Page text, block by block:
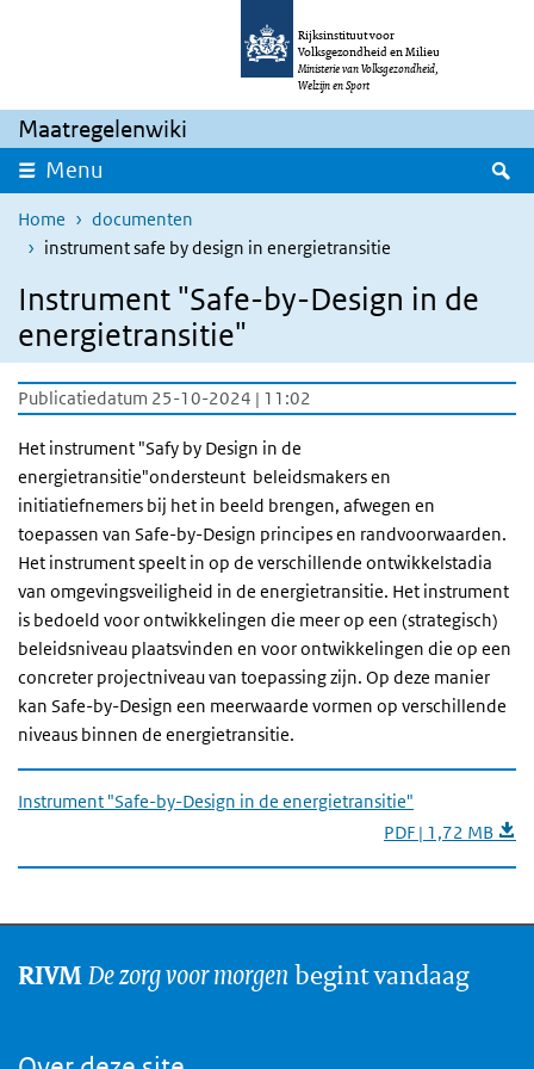
Overslaan en naar de inhoud gaan
Rijksinstituut voor
Volksgezondheid en Milieu
Ministerie van Volksgezondheid,
Welzijn en Sport
Maatregelenwiki
Menu
Home
documenten
instrument safe by design in energietransitie
Instrument "Safe-by-Design in de
energietransitie"
Publicatiedatum 25-10-2024 | 11:02
Het instrument "Safy by Design in de
energietransitie"ondersteunt beleidsmakers en
initiatiefnemers bij het in beeld brengen, afwegen en
toepassen van Safe-by-Design principes en randvoorwaarden.
Het instrument speelt in op de verschillende ontwikkelstadia
van omgevingsveiligheid in de energietransitie. Het instrument
is bedoeld voor ontwikkelingen die meer op een (strategisch)
beleidsniveau plaatsvinden en voor ontwikkelingen die op een
concreter projectniveau van toepassing zijn. Op deze manier
kan Safe-by-Design een meerwaarde vormen op verschillende
niveaus binnen de energietransitie.
Instrument "Safe-by-Design in de energietransitie"
PDF | 1,72 MB
RIVMDe zorg voor morgen begint vandaag